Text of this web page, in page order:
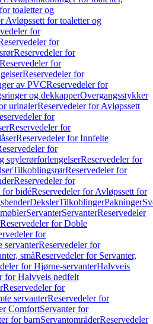
toaletter og
Avløpssett for toaletter og
for
for
Reservedeler for
Reservedeler for
Reservedeler for
av PVCReservedeler for
og dekkapperOvergangsstykker
urinalerReservedeler for Avløpssett
for
Reservedeler for
Reservedeler for Innfelte
for
spylerørforlengelserReservedeler for
TilkoblingsrørReservedeler for
Reservedeler for
for bidéReservedeler for Avløpssett for
DekslerTilkoblingerPakninger
ServanterServanterReservedeler
Reservedeler for Doble
for
servanterReservedeler for
småReservedeler for Servanter,
for Hjørne-servanterHalvveis
for Halvveis nedfelt
Reservedeler for
servanterReservedeler for
ComfortServanter for
for barnServantområderReservedeler